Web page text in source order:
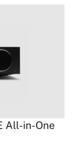
All-in-One